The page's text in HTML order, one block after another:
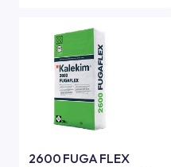
2600 FUGA FLEX